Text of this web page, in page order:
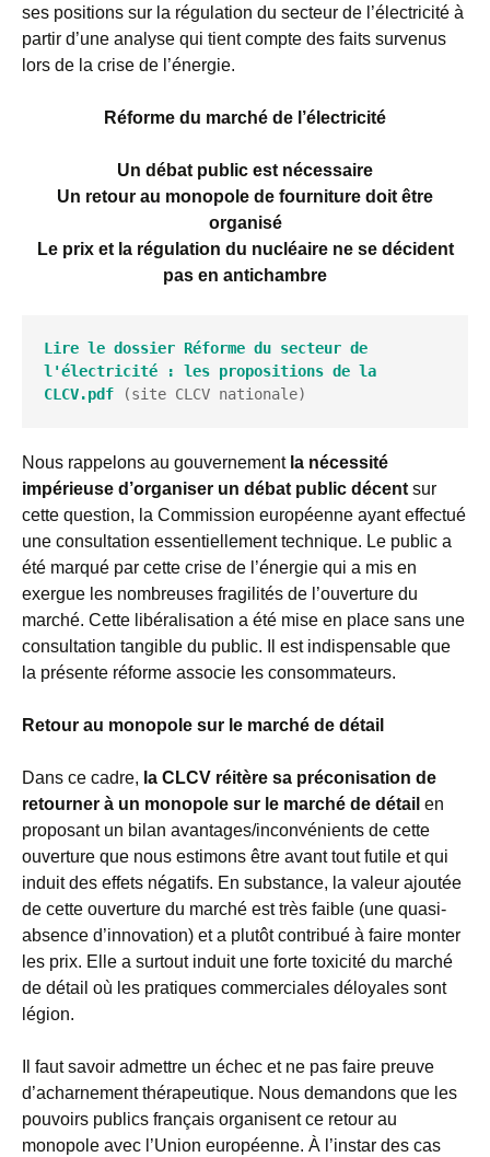
ses positions sur la régulation du secteur de l’électricité à
partir d’une analyse qui tient compte des faits survenus
lors de la crise de l’énergie.
Réforme du marché de l’électricité
Un débat public est nécessaire
Un retour au monopole de fourniture doit être
organisé
Le prix et la régulation du nucléaire ne se décident
pas en antichambre
Lire le dossier Réforme du secteur de
l'électricité : les propositions de la
CLCV.pdf (site CLCV nationale)
Nous rappelons au gouvernement la nécessité
impérieuse d’organiser un débat public décent sur
cette question, la Commission européenne ayant effectué
une consultation essentiellement technique. Le public a
été marqué par cette crise de l’énergie qui a mis en
exergue les nombreuses fragilités de l’ouverture du
marché. Cette libéralisation a été mise en place sans une
consultation tangible du public. Il est indispensable que
la présente réforme associe les consommateurs.
Retour au monopole sur le marché de détail
Dans ce cadre, la CLCV réitère sa préconisation de
retourner à un monopole sur le marché de détail en
proposant un bilan avantages/inconvénients de cette
ouverture que nous estimons être avant tout futile et qui
induit des effets négatifs. En substance, la valeur ajoutée
de cette ouverture du marché est très faible (une quasi-
absence d’innovation) et a plutôt contribué à faire monter
les prix. Elle a surtout induit une forte toxicité du marché
de détail où les pratiques commerciales déloyales sont
légion.
Il faut savoir admettre un échec et ne pas faire preuve
d’acharnement thérapeutique. Nous demandons que les
pouvoirs publics français organisent ce retour au
monopole avec l’Union européenne. À l’instar des cas